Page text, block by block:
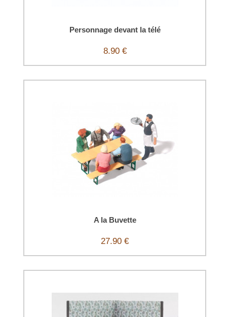
Personnage devant la télé
8.90 €
A la Buvette
27.90 €